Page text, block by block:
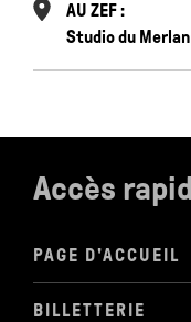
AU ZEF :
Studio du Merlan
Accès
PAGE D'ACCUEIL
BILLETTERIE